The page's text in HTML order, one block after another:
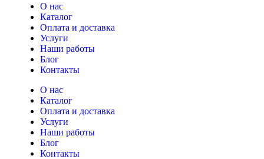
О нас
Каталог
Оплата и доставка
Услуги
Наши работы
Блог
Контакты
О нас
Каталог
Оплата и доставка
Услуги
Наши работы
Блог
Контакты